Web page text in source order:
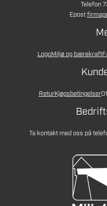
Telefon
Epost
LogoMiljø og bærekraft
ReturKjøpsbetingelser
Ta kontakt med oss på